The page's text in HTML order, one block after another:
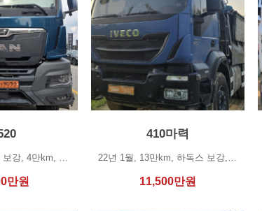
25년 8월, 적재함 보강, 4만km, 무사고, 상태 특010 4966 1233(삼성중기)…
만원
410마력
22년 1월, 13만km, 하독스 보강, 제설X☆ 연락처 : 010 5842 1233(삼성…
11,500만원